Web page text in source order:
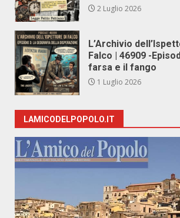
2 Luglio 2026
L’Archivio
Falco | 46909 -
farsa e il fango
1 Luglio 2026
LAMICODELPOPOLO.IT